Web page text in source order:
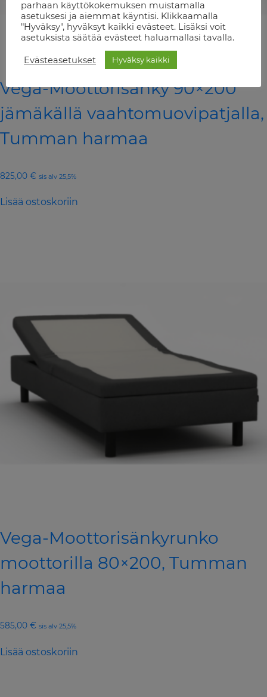
Vega-Moottorisänky 90×200
jämäkällä vaahtomuovipatjalla,
Tumman harmaa
825,00 € sis alv 25,5%
Lisää ostoskoriin
Vega-Moottorisänkyrunko
moottorilla 80×200, Tumman
harmaa
585,00 € sis alv 25,5%
Lisää ostoskoriin
parhaan käyttökokemuksen muistamalla
asetuksesi ja aiemmat käyntisi. Klikkaamalla
"Hyväksy", hyväksyt kaikki evästeet. Lisäksi voit
asetuksista säätää evästeet haluamallasi tavalla.
Evästeasetukset Hyväksy kaikki